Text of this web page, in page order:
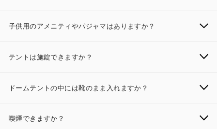
子供用のアメニティやパジャマはありますか？
テントは施錠できますか？
ドームテントの中には靴のまま入れますか？
喫煙できますか？